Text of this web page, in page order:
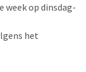
week op dinsdag-
het